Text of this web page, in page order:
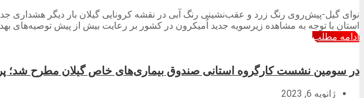
نوای گیل-پیش‌روی رنگ زرد و عقب‌نشینی رنگ آبی در نقشه کرونایی گیلان بار دیگر
استان با توجه به مشاهده زیرسویه جدید اُمیکرون در کشور بر رعایت بیش از پیش توصیه‌های
ادامه مطلب
در سومین نشست کارگروه استانی صندوق بیماری‌های خاص گیلان مطرح شد؛ پرداخت هزینه ۱۰۷ بیماری توسط
ژانویه 6, 2023